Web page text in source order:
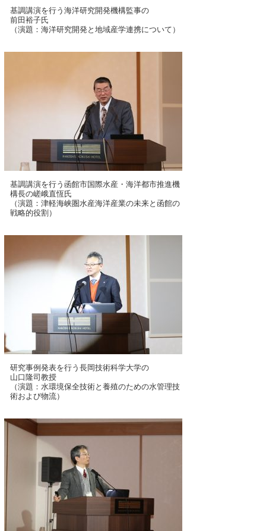
基調講演を行う海洋研究開発機構監事の
前田裕子氏
（演題：海洋研究開発と地域産学連携について）
基調講演を行う函館市国際水産・海洋都市推進機
構長の嵯峨直恆氏
（演題：津軽海峡圏水産海洋産業の未来と函館の
戦略的役割）
研究事例発表を行う長岡技術科学大学の
山口隆司教授
（演題：水環境保全技術と養殖のための水管理技
術および物流）